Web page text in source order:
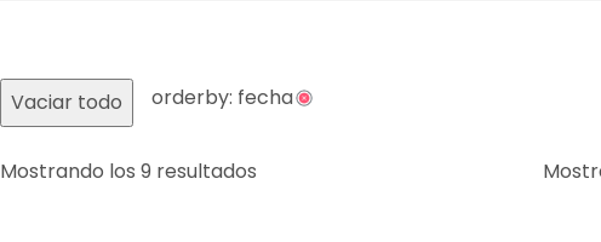
Vaciar todo orderby: fecha
Mostrando los 9 resultados